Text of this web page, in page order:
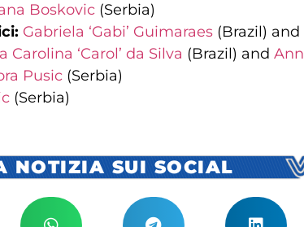
Boskovic (Serbia)
Gabriela ‘Gabi’ Guimaraes (Brazil) and
Carolina ‘Carol’ da Silva (Brazil) and
Pusic (Serbia)
(Serbia)
NOTIZIA SUI SOCIAL